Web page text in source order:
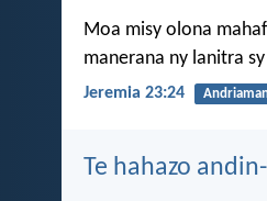
Moa misy olona
manerana ny lanitra
Jeremia 23:24
Te hahazo